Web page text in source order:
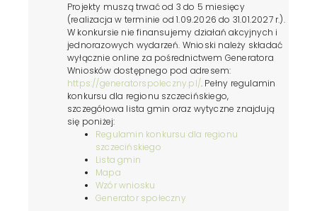
Projekty muszą trwać od 3 do 5 miesięcy
(realizacja w terminie od 1.09.2026 do 31.01.2027 r.).
W konkursie nie finansujemy działań akcyjnych i
jednorazowych wydarzeń. Wnioski należy składać
wyłącznie online za pośrednictwem Generatora
Wniosków dostępnego pod adresem:
https://generatorspoleczny.pl/. Pełny regulamin
konkursu dla regionu szczecińskiego,
szczegółowa lista gmin oraz wytyczne znajdują
się poniżej:
Regulamin konkursu dla regionu
szczecińskiego
Lista gmin
Mapa
Wzór wniosku
Generator społeczny